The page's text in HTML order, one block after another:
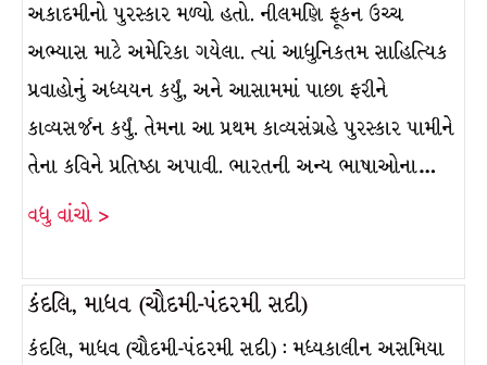
અકાદમીનો પુરસ્કાર મળ્યો હતો. નીલમણિ ફૂકન ઉચ્ચ
અભ્યાસ માટે અમેરિકા ગયેલા. ત્યાં આધુનિકતમ સાહિત્યિક
પ્રવાહોનું અધ્યયન કર્યું, અને આસામમાં પાછા ફરીને
કાવ્યસર્જન કર્યું. તેમના આ પ્રથમ કાવ્યસંગ્રહે પુરસ્કાર પામીને
તેના કવિને પ્રતિષ્ઠા અપાવી. ભારતની અન્ય ભાષાઓના…
વધુ વાંચો >
કંદલિ, માધવ (ચૌદમી-પંદરમી સદી)
કંદલિ, માધવ (ચૌદમી-પંદરમી સદી) : મધ્યકાલીન અસમિયા